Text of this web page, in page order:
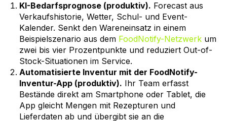
KI-Bedarfsprognose (produktiv). Forecast aus
Verkaufshistorie, Wetter, Schul- und Event-
Kalender. Senkt den Wareneinsatz in einem
Beispielszenario aus dem FoodNotify-Netzwerkum
zwei bis vier Prozentpunkte und reduziert Out-of-
Stock-Situationen im Service.
Automatisierte Inventur mit der FoodNotify-
Inventur-App (produktiv). Ihr Team erfasst
Bestände direkt am Smartphone oder Tablet, die
App gleicht Mengen mit Rezepturen und
Lieferdaten ab und übergibt sie an die